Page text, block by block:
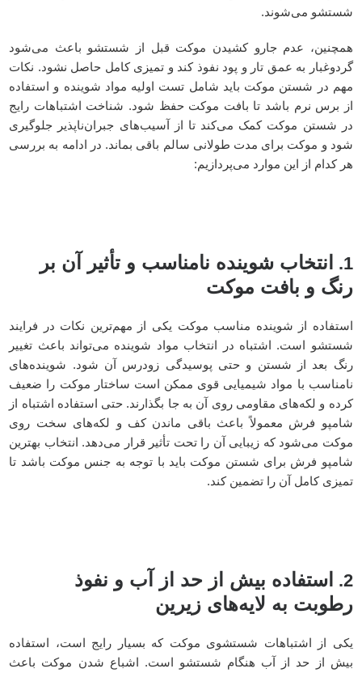
شستشو می‌شوند.
همچنین، عدم جارو کشیدن موکت قبل از شستشو باعث می‌شود
گردوغبار به عمق تار و پود نفوذ کند و تمیزی کامل حاصل نشود. نکات
مهم در شستن موکت باید شامل تست اولیه مواد شوینده و استفاده
از برس نرم باشد تا بافت موکت حفظ شود. شناخت اشتباهات رایج
در شستن موکت کمک می‌کند تا از آسیب‌های جبران‌ناپذیر جلوگیری
شود و موکت برای مدت طولانی سالم باقی بماند. در ادامه به بررسی
هر کدام از این موارد می‌پردازیم:
1.
انتخاب شوینده نامناسب و تأثیر آن بر
رنگ و بافت موکت
استفاده از شوینده مناسب موکت یکی از مهم‌ترین نکات در فرایند
شستشو است. اشتباه در انتخاب مواد شوینده می‌تواند باعث تغییر
رنگ بعد از شستن و حتی پوسیدگی زودرس آن شود. شوینده‌های
نامناسب با مواد شیمیایی قوی ممکن است ساختار موکت را ضعیف
کرده و لکه‌های مقاومی روی آن به جا بگذارند. حتی استفاده اشتباه از
شامپو فرش معمولاً باعث باقی ماندن کف و لکه‌های سخت روی
موکت می‌شود که زیبایی آن را تحت تأثیر قرار می‌دهد. انتخاب بهترین
شامپو فرش برای شستن موکت باید با توجه به جنس موکت باشد تا
تمیزی کامل آن را تضمین کند.
2.
استفاده بیش از حد از آب و نفوذ
رطوبت به لایه‌های زیرین
یکی از اشتباهات شستشوی موکت که بسیار رایج است، استفاده
بیش از حد از آب هنگام شستشو است. اشباع شدن موکت باعث